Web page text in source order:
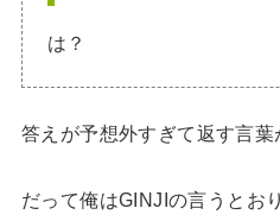
は？
答えが予想外すぎて返す言葉
だって俺はGINJIの言うとお